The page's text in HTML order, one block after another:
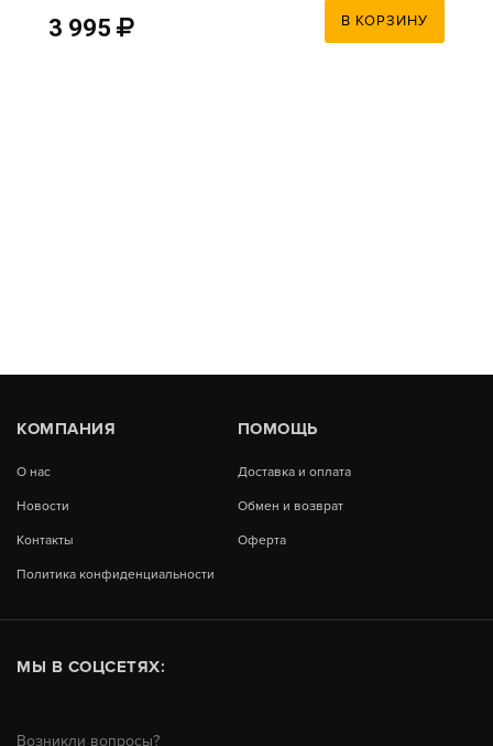
3 995 В КОРЗИНУ
КОМПАНИЯ
О нас
Новости
Контакты
Политика конфиденциальности
ПОМОЩЬ
Доставка и оплата
Обмен и возврат
Оферта
МЫ В СОЦСЕТЯХ:
Возникли вопросы?